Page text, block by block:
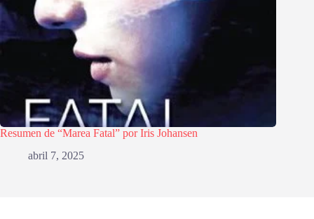
Resumen de “Marea Fatal” por Iris Johansen
abril 7, 2025